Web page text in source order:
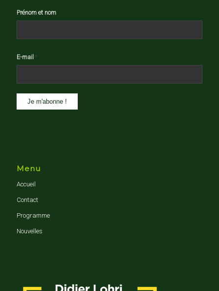
Prénom et nom
E-mail *
Menu
Accueil
Contact
Programme
Nouvelles